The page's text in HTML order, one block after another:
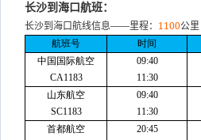
长沙到海口航班：
长沙到海口航线信息——里程： 1100公里
航班号
时间
中国国际航空
CA1183
09:40
11:30
山东航空
SC1183
09:40
11:30
首都航空
20:45